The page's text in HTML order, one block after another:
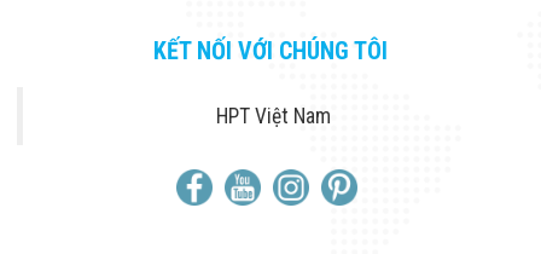
KẾT NỐI VỚI CHÚNG TÔI
HPT Việt Nam